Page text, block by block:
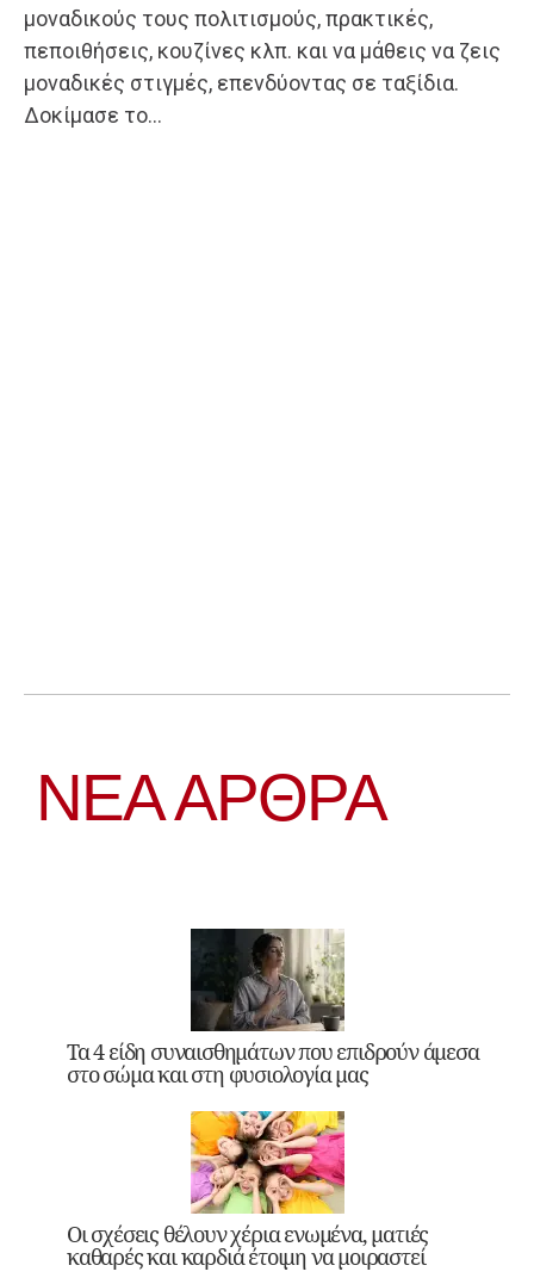
μοναδικούς τους πολιτισμούς, πρακτικές,
πεποιθήσεις, κουζίνες κλπ. και να μάθεις να ζεις
μοναδικές στιγμές, επενδύοντας σε ταξίδια.
Δοκίμασε το…
ΝΕΑ ΆΡΘΡΑ
Τα 4 είδη συναισθημάτων που επιδρούν άμεσα
στο σώμα και στη φυσιολογία μας
Οι σχέσεις θέλουν χέρια ενωμένα, ματιές
καθαρές και καρδιά έτοιμη να μοιραστεί